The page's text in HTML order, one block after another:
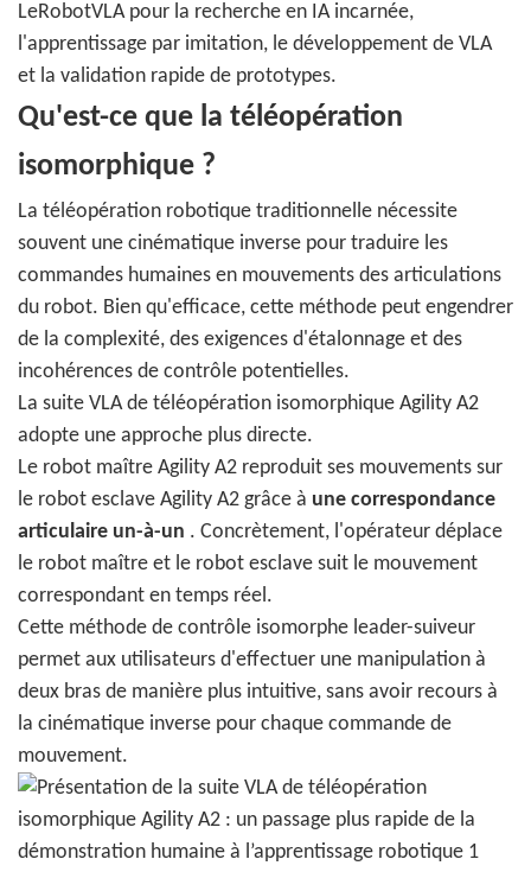
LeRobotVLA pour la recherche en IA incarnée,
l'apprentissage par imitation, le développement de VLA
et la validation rapide de prototypes.
Qu'est-ce que la téléopération
isomorphique ?
La téléopération robotique traditionnelle nécessite
souvent une cinématique inverse pour traduire les
commandes humaines en mouvements des articulations
du robot. Bien qu'efficace, cette méthode peut engendrer
de la complexité, des exigences d'étalonnage et des
incohérences de contrôle potentielles.
La suite VLA de téléopération isomorphique Agility A2
adopte une approche plus directe.
Le robot maître Agility A2 reproduit ses mouvements sur
le robot esclave Agility A2 grâce à une correspondance
articulaire un-à-un . Concrètement, l'opérateur déplace
le robot maître et le robot esclave suit le mouvement
correspondant en temps réel.
Cette méthode de contrôle isomorphe leader-suiveur
permet aux utilisateurs d'effectuer une manipulation à
deux bras de manière plus intuitive, sans avoir recours à
la cinématique inverse pour chaque commande de
mouvement.